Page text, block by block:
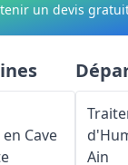
un devis
Cave
Ain